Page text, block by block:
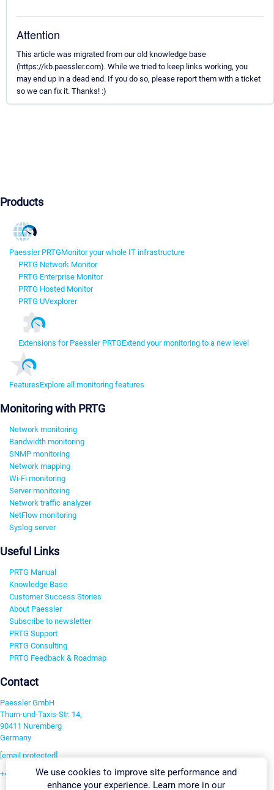
Attention
This article was migrated from our old knowledge base
(https://kb.paessler.com). While we tried to keep links working, you
may end up in a dead end. If you do so, please report them with a ticket
so we can fix it. Thanks! :)
Products
Paessler PRTGMonitor your whole IT infrastructure
PRTG Network Monitor
PRTG Enterprise Monitor
PRTG Hosted Monitor
PRTG UVexplorer
Extensions for Paessler PRTGExtend your monitoring to a new level
FeaturesExplore all monitoring features
Monitoring with PRTG
Network monitoring
Bandwidth monitoring
SNMP monitoring
Network mapping
Wi-Fi monitoring
Server monitoring
Network traffic analyzer
NetFlow monitoring
Syslog server
Useful Links
PRTG Manual
Knowledge Base
Customer Success Stories
About Paessler
Subscribe to newsletter
PRTG Support
PRTG Consulting
PRTG Feedback & Roadmap
Contact
Paessler GmbH
Thurn-und-Taxis-Str. 14,
90411 Nuremberg
Germany
[email protected]
+49 911 93775-0We use cookies to improve site performance and
enhance your experience. Learn more in our